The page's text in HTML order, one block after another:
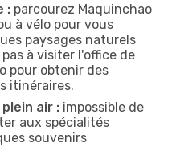
: parcourez Maquinchao
à vélo pour vous
paysages naturels
à visiter l'office de
pour obtenir des
itinéraires.
air : impossible de
aux spécialités
souvenirs